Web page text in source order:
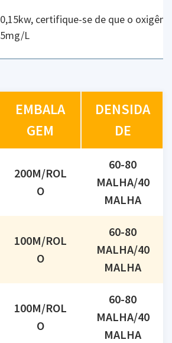
0,15kw, certifique-se de que o
5mg/L
EMBALA
GEM
DENSIDA
DE
200M/ROL
O
60-80
MALHA/40
MALHA
100M/ROL
O
60-80
MALHA/40
MALHA
100M/ROL
O
60-80
MALHA/40
MALHA